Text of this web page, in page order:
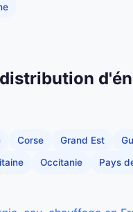
Corse Grand Est
Occitanie Pays